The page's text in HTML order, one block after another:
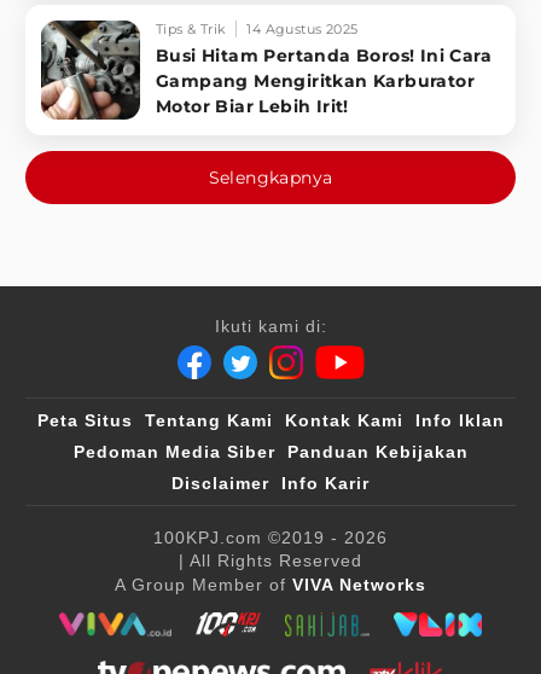
Tips & Trik 14 Agustus 2025
Busi Hitam Pertanda Boros! Ini Cara
Gampang Mengiritkan Karburator
Motor Biar Lebih Irit!
Selengkapnya
Ikuti kami di:
Peta Situs Tentang Kami Kontak Kami
Info Iklan
Pedoman Media Siber
Panduan Kebijakan
Disclaimer
Info Karir
100KPJ.com ©2019 - 2026
| All Rights Reserved
A Group Member of VIVA Networks